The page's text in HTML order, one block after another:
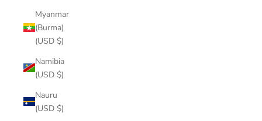
Myanmar
(Burma)
(USD $)
Namibia
(USD $)
Nauru
(USD $)